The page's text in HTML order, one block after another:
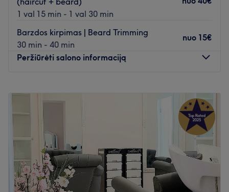
1 val 15 min - 1 val 30 min
Barzdos kirpimas | Beard Trimming
30 min - 40 min
nuo 15€
Peržiūrėti salono informaciją
20:00
Trečiadienis
09:00
20:00
Ketvirtadienis
–20:00
Penktadienis
20:00
Šeštadienis
07:00 – 20:00
Sekmadienis
07:00 20:00
All we want to say is: hair, art, makeup, fun!